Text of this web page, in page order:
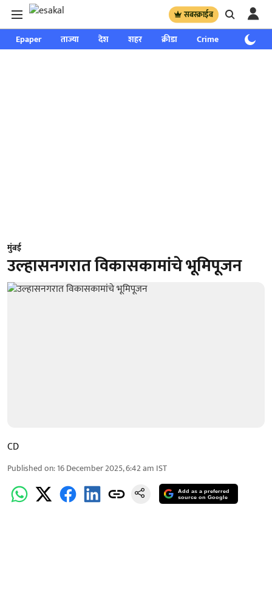
सबस्क्राईब
Epaper ताज्या देश शहर क्रीडा Crime साप्ताहिक
मुंबई
उल्हासनगरात विकासकामांचे भूमिपूजन
CD
Published on:16 December 2025, 6:42 am IST
Add as a preferred
source on Google